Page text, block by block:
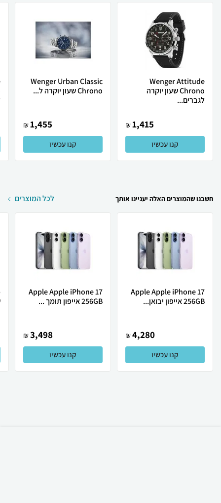
Wenger Attitude
Chrono שעון יוקרה
לגברים...
1,415
₪
קנו עכשיו
Wenger Urban Classic
Chrono שעון יוקרה ל...
1,455
₪
קנו עכשיו
חשבנו שהמוצרים האלה יעניינו אותך לכל המוצרים
Apple Apple iPhone 17
256GB אייפון יבואן...
4,280
₪
קנו עכשיו
Apple Apple iPhone 17
256GB אייפון תומך ...
3,498
₪
קנו עכשיו